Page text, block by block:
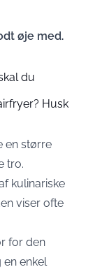
øje med.
du
Husk
en større
tro.
kulinariske
viser ofte
for den
en enkel